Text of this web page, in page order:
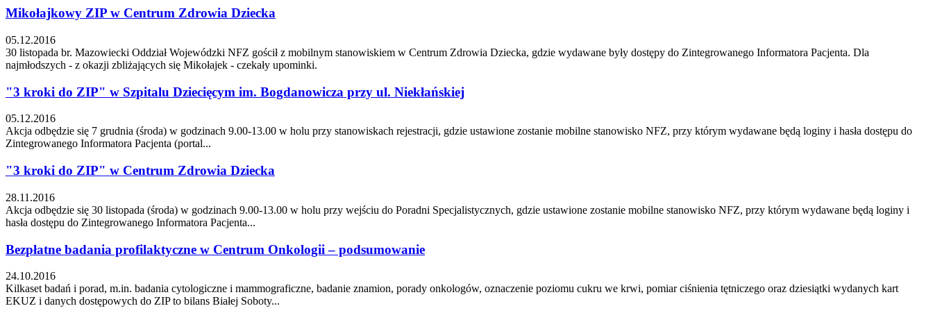
Mikołajkowy ZIP w Centrum Zdrowia Dziecka
05.12.2016
30 listopada br. Mazowiecki Oddział Wojewódzki NFZ gościł z mobilnym stanowiskiem w Centrum Zdrowia Dziecka, gdzie wydawane były dostępy do Zintegrowanego Informatora Pacjenta. Dla
najmłodszych - z okazji zbliżających się Mikołajek - czekały upominki.
"3 kroki do ZIP" w Szpitalu Dziecięcym im. Bogdanowicza przy ul. Niekłańskiej
05.12.2016
Akcja odbędzie się 7 grudnia (środa) w godzinach 9.00-13.00 w holu przy stanowiskach rejestracji, gdzie ustawione zostanie mobilne stanowisko NFZ, przy którym wydawane będą loginy i hasła dostępu do
Zintegrowanego Informatora Pacjenta (portal...
"3 kroki do ZIP" w Centrum Zdrowia Dziecka
28.11.2016
Akcja odbędzie się 30 listopada (środa) w godzinach 9.00-13.00 w holu przy wejściu do Poradni Specjalistycznych, gdzie ustawione zostanie mobilne stanowisko NFZ, przy którym wydawane będą loginy i
hasła dostępu do Zintegrowanego Informatora Pacjenta...
Bezpłatne badania profilaktyczne w Centrum Onkologii – podsumowanie
24.10.2016
Kilkaset badań i porad, m.in. badania cytologiczne i mammograficzne, badanie znamion, porady onkologów, oznaczenie poziomu cukru we krwi, pomiar ciśnienia tętniczego oraz dziesiątki wydanych kart
EKUZ i danych dostępowych do ZIP to bilans Białej Soboty...